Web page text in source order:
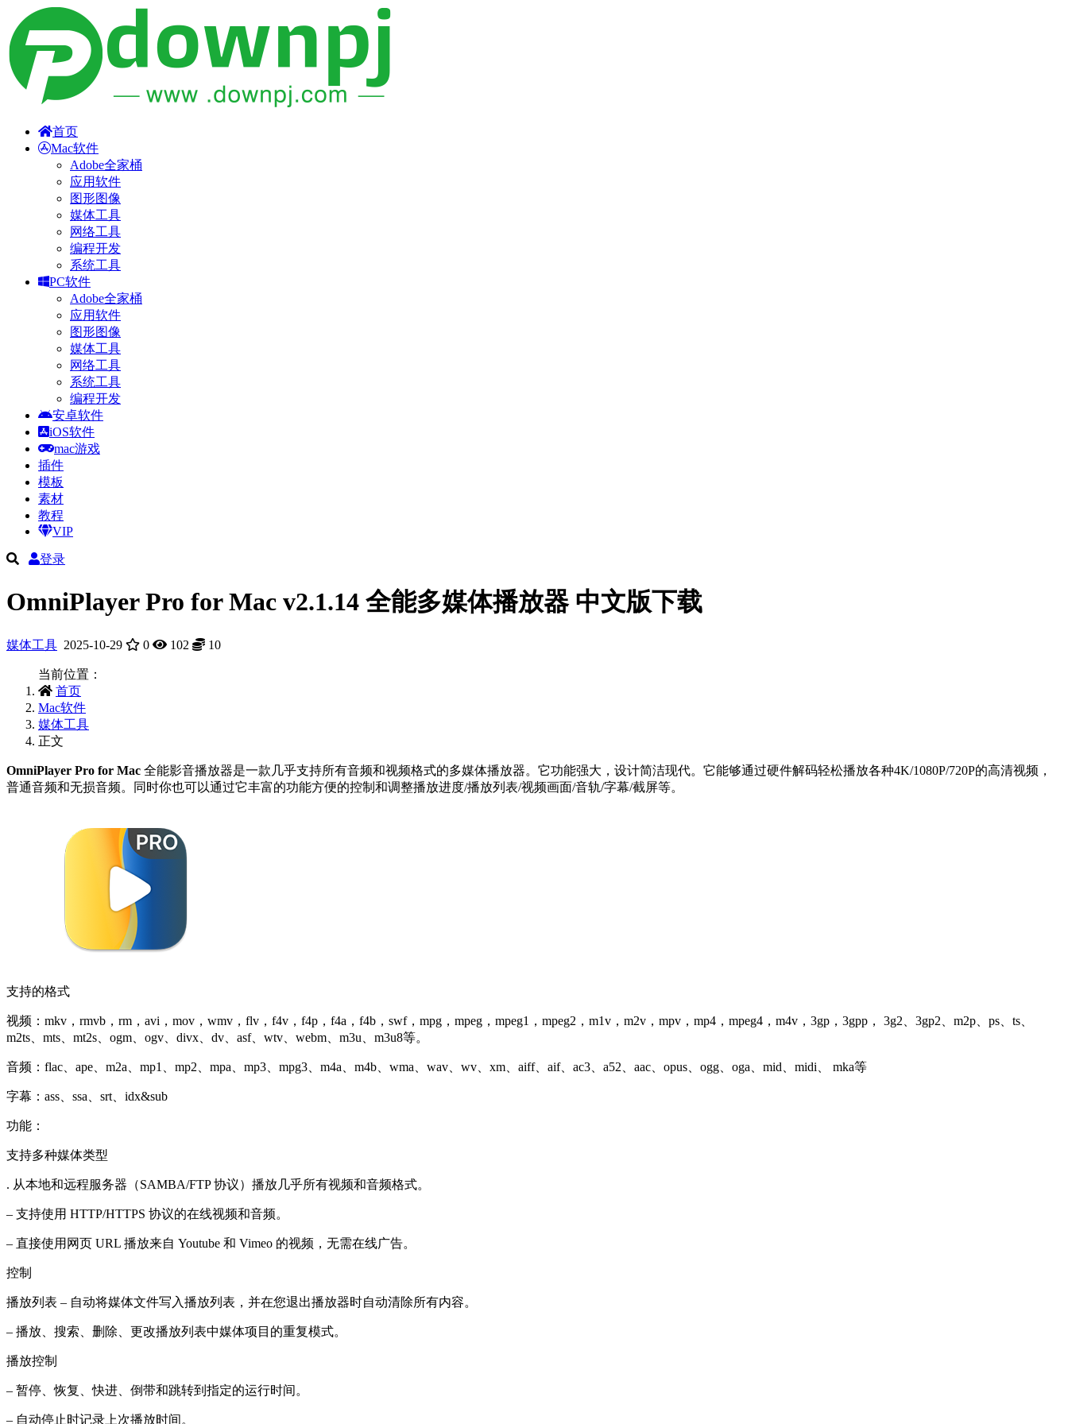
首页
Mac软件
Adobe全家桶
应用软件
图形图像
媒体工具
网络工具
编程开发
系统工具
PC软件
Adobe全家桶
应用软件
图形图像
媒体工具
网络工具
系统工具
编程开发
安卓软件
iOS软件
mac游戏
插件
模板
素材
教程
VIP
登录
OmniPlayer Pro for Mac v2.1.14 全能多媒体播放器 中文版下载
媒体工具 2025-10-29 0 102 10
当前位置：
首页
Mac软件
媒体工具
正文
OmniPlayer Pro for Mac 全能影音播放‪器‬是一款几乎支持所有音频和视频格式的多媒体播放器。它功能强大，设计简洁现代。它能够通过硬件解码轻松播放各种4K/1080P/720P的高清视频，
普通音频和无损音频。同时你也可以通过它丰富的功能方便的控制和调整播放进度/播放列表/视频画面/音轨/字幕/截屏等。
支持的格式
视频：mkv，rmvb，rm，avi，mov，wmv，flv，f4v，f4p，f4a，f4b，swf，mpg，mpeg，mpeg1，mpeg2，m1v，m2v，mpv，mp4，mpeg4，m4v，3gp，3gpp， 3g2、3gp2、m2p、ps、ts、
m2ts、mts、mt2s、ogm、ogv、divx、dv、asf、wtv、webm、m3u、m3u8等。
音频：flac、ape、m2a、mp1、mp2、mpa、mp3、mpg3、m4a、m4b、wma、wav、wv、xm、aiff、aif、ac3、a52、aac、opus、ogg、oga、mid、midi、 mka等
字幕：ass、ssa、srt、idx&sub
功能：
支持多种媒体类型
. 从本地和远程服务器（SAMBA/FTP 协议）播放几乎所有视频和音频格式。
– 支持使用 HTTP/HTTPS 协议的在线视频和音频。
– 直接使用网页 URL 播放来自 Youtube 和 Vimeo 的视频，无需在线广告。
控制
播放列表 – 自动将媒体文件写入播放列表，并在您退出播放器时自动清除所有内容。
– 播放、搜索、删除、更改播放列表中媒体项目的重复模式。
播放控制
– 暂停、恢复、快进、倒带和跳转到指定的运行时间。
– 自动停止时记录上次播放时间。